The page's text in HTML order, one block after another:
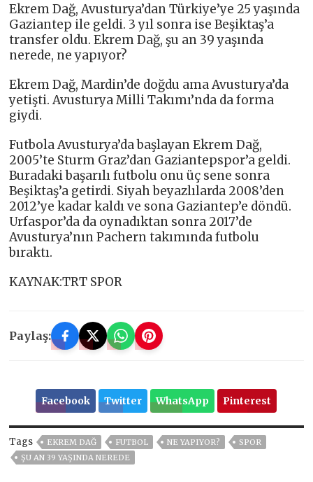
Ekrem Dağ, Avusturya’dan Türkiye’ye 25 yaşında
Gaziantep ile geldi. 3 yıl sonra ise Beşiktaş’a
transfer oldu. Ekrem Dağ, şu an 39 yaşında
nerede, ne yapıyor?
Ekrem Dağ, Mardin’de doğdu ama Avusturya’da
yetişti. Avusturya Milli Takımı’nda da forma
giydi.
Futbola Avusturya’da başlayan Ekrem Dağ,
2005’te Sturm Graz’dan Gaziantepspor’a geldi.
Buradaki başarılı futbolu onu üç sene sonra
Beşiktaş’a getirdi. Siyah beyazlılarda 2008’den
2012’ye kadar kaldı ve sona Gaziantep’e döndü.
Urfaspor’da da oynadıktan sonra 2017’de
Avusturya’nın Pachern takımında futbolu
bıraktı.
KAYNAK:TRT SPOR
Paylaş:
Facebook Twitter WhatsApp Pinterest
Tags EKREM DAĞ FUTBOL NE YAPIYOR?
SPOR
ŞU AN 39 YAŞINDA NEREDE